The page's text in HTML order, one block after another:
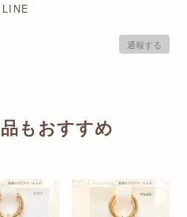
LINE
通報する
もおすすめ